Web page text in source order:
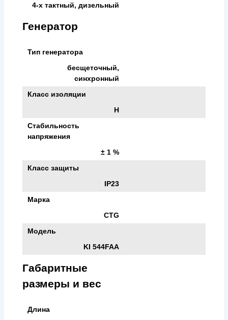
4-х тактный, дизельный
Генератор
Тип генератора
бесщеточный,
синхронный
Класс изоляции
H
Стабильность
напряжения
± 1 %
Класс защиты
IP23
Марка
CTG
Модель
KI 544FAA
Габаритные
размеры и вес
Длина